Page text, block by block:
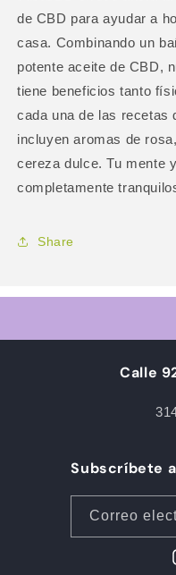
de CBD para ayudar a
casa. Combinando un
potente aceite de CBD,
tiene beneficios tanto
cada una de las recetas
incluyen aromas de
cereza dulce. Tu mente
completamente
Share
Calle
Subscríbete
Correo